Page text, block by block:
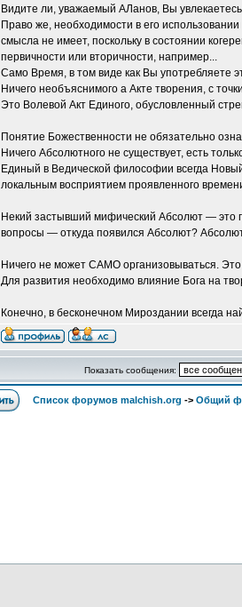
Видите ли, уважаемый АЛанов, Вы
Право же, необходимости в его
смысла не имеет, поскольку в состоянии
первичности или вторичности, например...
Само Время, в том виде как Вы употребляете
Ничего необъяснимого а Акте творения, с
Это Волевой Акт Единого, обусловленный
Понятие Божественности не обязательно
Ничего Абсолютного не существует, есть
Единый в Ведической философии всегда
локальным восприятием проявленного
Некий застывший мифический Абсолют — это
вопросы — откуда появился Абсолют?
Ничего не может САМО организовываться.
Для развития необходимо влияние Бога на
Конечно, в бесконечном Мироздании всегда
Показать сообщения:
Список форумов malchish.org -> Общий